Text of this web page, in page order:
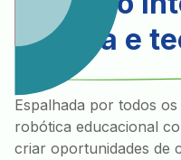
ciência e
Espalhada por todos
robótica educacional
criar oportunidades de